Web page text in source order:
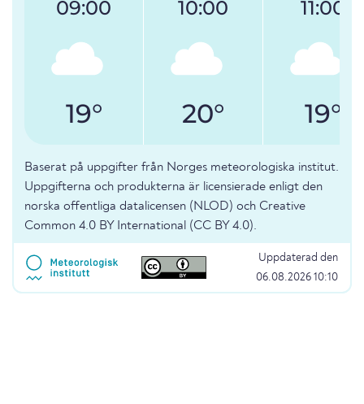
09:00
19°
10:00
20°
11:00
19°
Baserat på uppgifter från Norges meteorologiska institut.
Uppgifterna och produkterna är licensierade enligt den
norska offentliga datalicensen (NLOD) och Creative
Common 4.0 BY International (CC BY 4.0).
Uppdaterad den
06.08.2026 10:10